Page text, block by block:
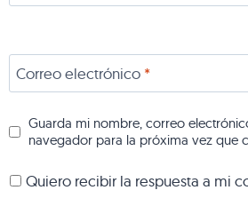
Correo electrónico *
Guarda mi nombre, correo
navegador para la próxima vez que
Quiero recibir la respuesta a mi